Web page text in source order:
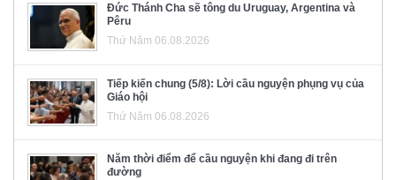
Đức Thánh Cha sẽ tông du Uruguay, Argentina và
Pêru
Thứ Năm 06.08.2026
Tiếp kiến chung (5/8): Lời cầu nguyện phụng vụ của
Giáo hội
Thứ Năm 06.08.2026
Năm thời điểm để cầu nguyện khi đang đi trên
đường